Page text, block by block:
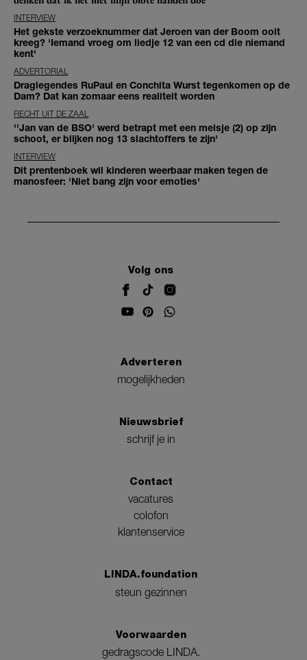
INTERVIEW
Het gekste verzoeknummer dat Jeroen van der Boom ooit
kreeg? 'Iemand vroeg om liedje 12 van een cd die niemand
kent'
ADVERTORIAL
Draglegendes RuPaul en Conchita Wurst tegenkomen op de
Dam? Dat kan zomaar eens realiteit worden
RECHT UIT DE ZAAL
''Jan van de BSO' werd betrapt met een meisje (2) op zijn
schoot, er blijken nog 13 slachtoffers te zijn'
INTERVIEW
Dit prentenboek wil kinderen weerbaar maken tegen de
manosfeer: 'Niet bang zijn voor emoties'
Volg ons
Adverteren
mogelijkheden
Nieuwsbrief
schrijf je in
Contact
vacatures
colofon
klantenservice
LINDA.foundation
steun gezinnen
Voorwaarden
gedragscode LINDA.